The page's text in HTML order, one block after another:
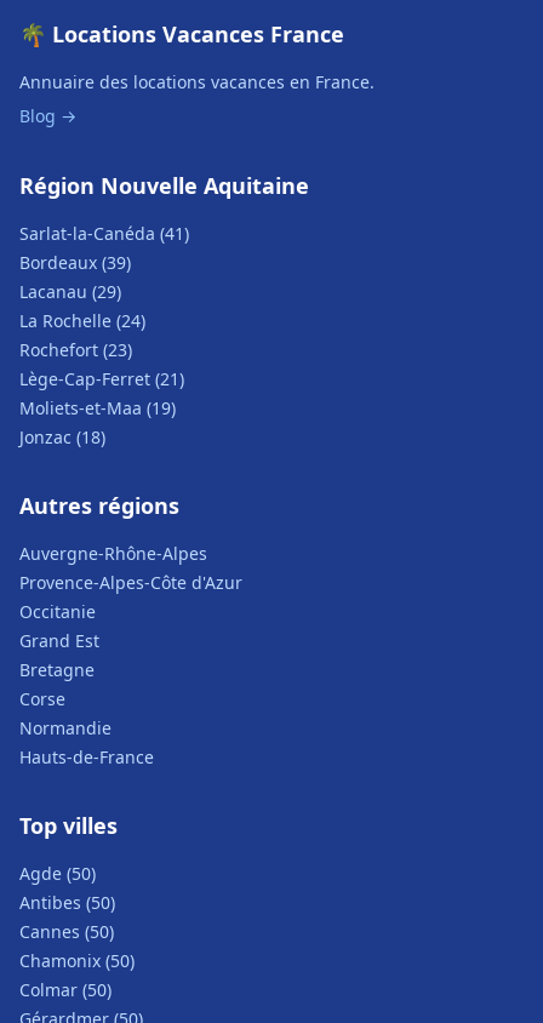
🌴 Locations Vacances France
Annuaire des locations vacances en France.
Blog →
Région Nouvelle Aquitaine
Sarlat-la-Canéda (41)
Bordeaux (39)
Lacanau (29)
La Rochelle (24)
Rochefort (23)
Lège-Cap-Ferret (21)
Moliets-et-Maa (19)
Jonzac (18)
Autres régions
Auvergne-Rhône-Alpes
Provence-Alpes-Côte d'Azur
Occitanie
Grand Est
Bretagne
Corse
Normandie
Hauts-de-France
Top villes
Agde (50)
Antibes (50)
Cannes (50)
Chamonix (50)
Colmar (50)